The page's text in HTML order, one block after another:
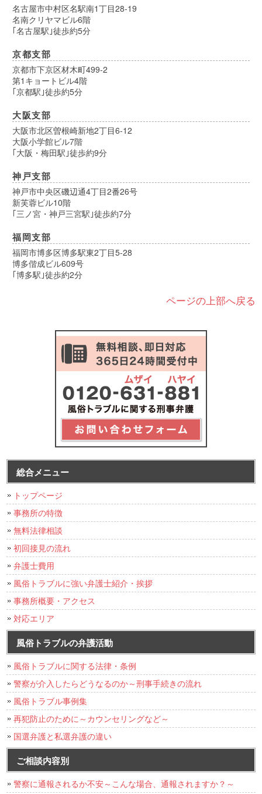
名古屋市中村区名駅南1丁目28-19
名南クリヤマビル6階
｢名古屋駅｣徒歩約5分
京都支部
京都市下京区材木町499-2
第1キョートビル4階
｢京都駅｣徒歩約5分
大阪支部
大阪市北区曽根崎新地2丁目6-12
大阪小学館ビル7階
｢大阪・梅田駅｣徒歩約9分
神戸支部
神戸市中央区磯辺通4丁目2番26号
新芙蓉ビル10階
｢三ノ宮・神戸三宮駅｣徒歩約7分
福岡支部
福岡市博多区博多駅東2丁目5-28
博多偕成ビル609号
｢博多駅｣徒歩約2分
ページの上部へ戻る
総合メニュー
トップページ
事務所の特徴
無料法律相談
初回接見の流れ
弁護士費用
風俗トラブルに強い弁護士紹介・挨拶
事務所概要・アクセス
対応エリア
風俗トラブルの弁護活動
風俗トラブルに関する法律・条例
警察が介入したらどうなるのか～刑事手続きの流れ
風俗トラブル事例集
再犯防止のために～カウンセリングなど～
国選弁護と私選弁護の違い
ご相談内容別
警察に通報されるか不安～こんな場合、通報されますか？～